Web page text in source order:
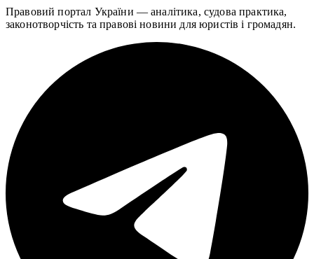
Правовий портал України — аналітика, судова практика,
законотворчість та правові новини для юристів і громадян.